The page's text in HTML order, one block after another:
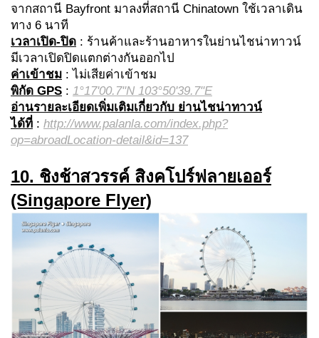
จากสถานี Bayfront มาลงที่สถานี Chinatown ใช้เวลาเดิน
ทาง 6 นาที
เวลาเปิด-ปิด : ร้านค้าและร้านอาหารในย่านไชน่าทาวน์
มีเวลาเปิดปิดแตกต่างกันออกไป
ค่าเข้าชม : ไม่เสียค่าเข้าชม
พิกัด GPS : 1°17'00.7"N 103°50'39.7"E
อ่านรายละเอียดเพิ่มเติมเกี่ยวกับ ย่านไชน่าทาวน์
ได้ที่ : http://www.palanla.com/index.php?
op=abroadLocation-detail&id=137
10. ชิงช้าสวรรค์ สิงคโปร์ฟลายเออร์
(Singapore Flyer)